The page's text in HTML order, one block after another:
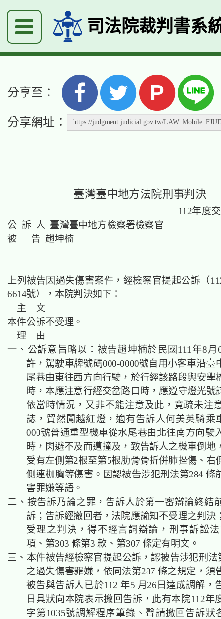
司法院裁判書系
分享至： P
分享網址：
臺灣臺中地方法院刑事判決
112年度
公 訴 人 臺灣臺中地方檢察署檢察官
被 告 趙坤楠
上列被告因過失傷害案件，經檢察官提起公訴（
6614號），本院判決如下：
主 文
本件公訴不受理。
理 由
一、公訴意旨略以：被告趙坤楠於民國111年8月
許，駕駛車牌號碼000-0000號自用小客車沿臺
尾巷由東往西方向行駛，於行經該路段與安學
時，本應注意行經交岔路口時，應遵守燈光號
依當時情況，又非不能注意及此，竟疏未注
誌，貿然闖越紅燈，適有告訴人何美英騎乘
000號普通重型機車從水尾巷由北往南方向駛
時，閃避不及而遭撞及，致告訴人之機車倒地
受有左側第2根至第5根肋骨骨折併肺挫傷、右
側連枷胸等傷害 。因認被告涉犯刑法第284 條
害罪嫌等語。
二、按告訴乃論之罪，告訴人於第一審辯論終結
訴；告訴經撤回者，法院應諭知不受理之判決
受理之判決，得不經言詞辯論，刑事訴訟法
項、第303 條第3 款、第307 條定有明文。
三、本件被告經檢察官提起公訴，認被告涉犯刑法
之過失傷害罪嫌，依同法第287 條之規定，須
被告與告訴人已於112 年5 月26日達成調解，
日具狀向本院表示撤回告訴，此有本院112年
字第1035號調解程序筆錄、聲請撤回告訴狀